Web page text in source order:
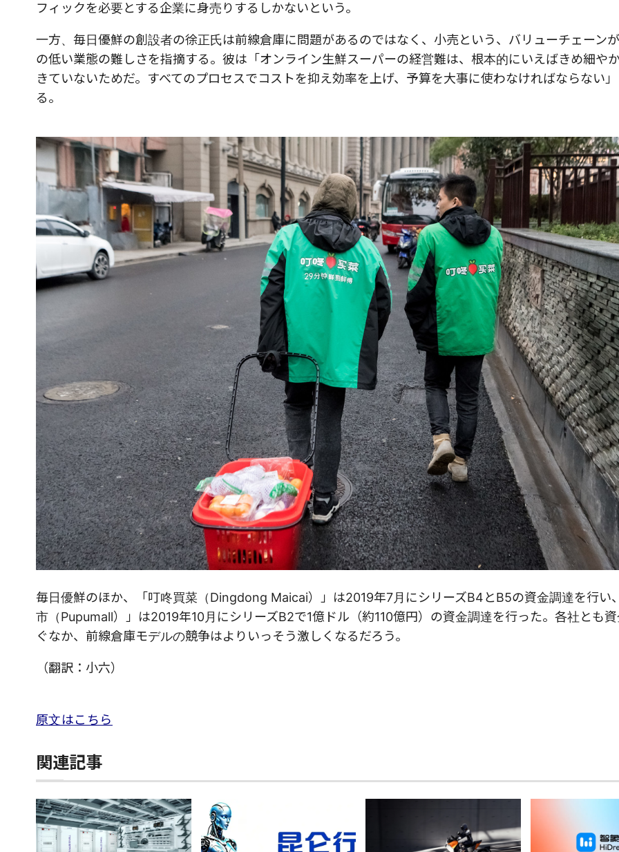
フィックを必要とする企業に身売りするしかないという。
一方、毎日優鮮の創設者の徐正氏は前線倉庫に問題があるのではなく、小売という、バリューチェーン
の低い業態の難しさを指摘する。彼は「オンライン生鮮スーパーの経営難は、根本的にいえばきめ細や
きていないためだ。すべてのプロセスでコストを抑え効率を上げ、予算を大事に使わなければならない
る。
毎日優鮮のほか、「叮咚買菜（Dingdong Maicai）」は2019年7月にシリーズB4とB5の資金調達を行い
市（Pupumall）」は2019年10月にシリーズB2で1億ドル（約110億円）の資金調達を行った。各社とも
ぐなか、前線倉庫モデルの競争はよりいっそう激しくなるだろう。
（翻訳：小六）
原文はこちら
関連記事